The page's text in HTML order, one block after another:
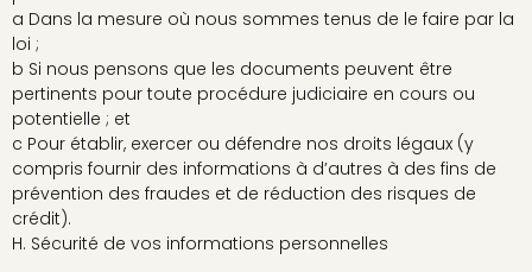
a Dans la mesure où nous sommes tenus de le faire par la
loi ;
b Si nous pensons que les documents peuvent être
pertinents pour toute procédure judiciaire en cours ou
potentielle ; et
c Pour établir, exercer ou défendre nos droits légaux (y
compris fournir des informations à d’autres à des fins de
prévention des fraudes et de réduction des risques de
crédit).
H. Sécurité de vos informations personnelles